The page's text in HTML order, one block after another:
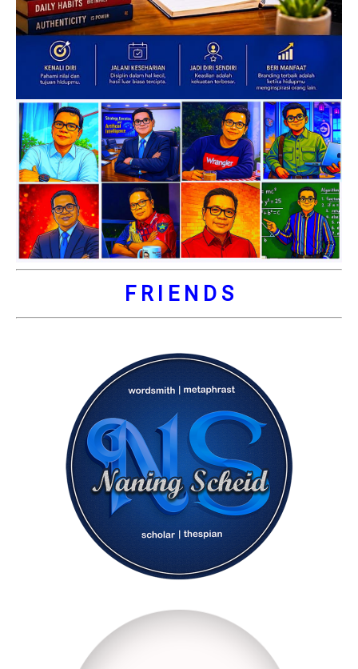
F R I E N D S